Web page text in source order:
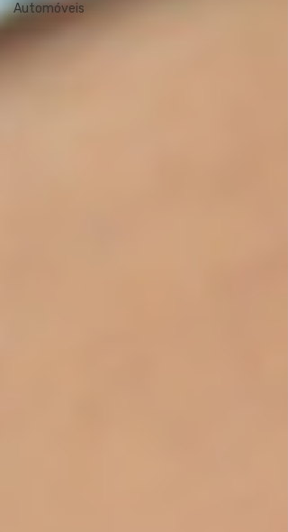
Automóveis